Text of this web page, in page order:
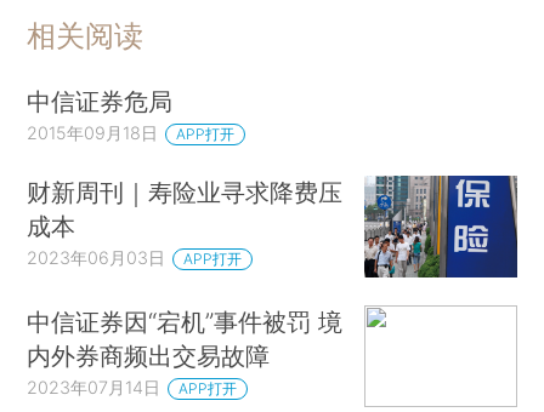
相关阅读
中信证券危局
2015年09月18日 APP打开
财新周刊｜寿险业寻求降费压
成本
2023年06月03日 APP打开
中信证券因“宕机”事件被罚 境
内外券商频出交易故障
2023年07月14日 APP打开